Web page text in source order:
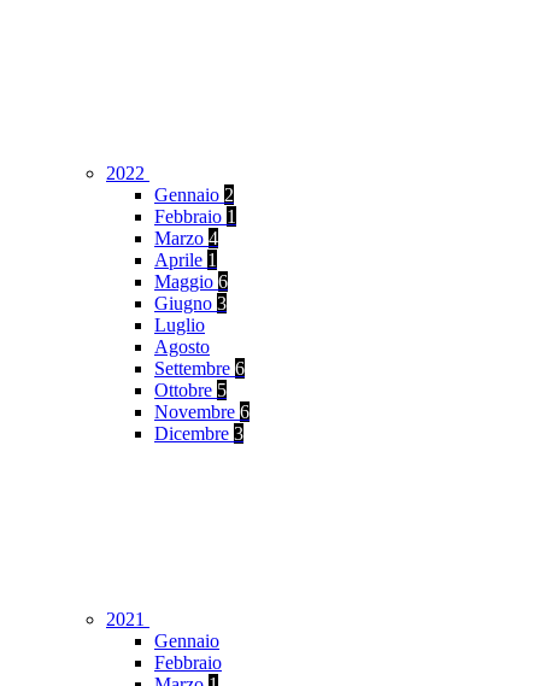
2022
Gennaio 2
Febbraio 1
Marzo 4
Aprile 1
Maggio 6
Giugno 3
Luglio
Agosto
Settembre 6
Ottobre 5
Novembre 6
Dicembre 3
2021
Gennaio
Febbraio